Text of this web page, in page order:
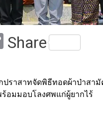
Copy
Share
ปราสาทจัดพิธีทอดผ้าป่าสา
อมมอบโลงศพแก่ผู้ยากไร้